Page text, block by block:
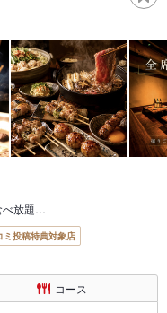
べ放題…
ミ投稿特典対象店
コース